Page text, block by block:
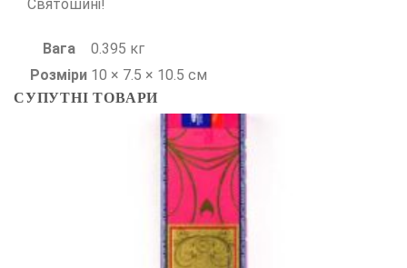
Святошині!
Вага
0.395 кг
Розміри 10 × 7.5 × 10.5 см
СУПУТНІ ТОВАРИ